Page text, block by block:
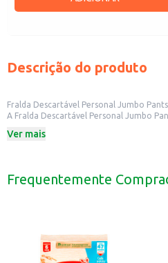
Descrição do produto
Fralda Descartável Personal Jumbo
A Fralda Descartável Personal Jumbo
Perfeita para:
Dicas de Uso:
Ver mais
Frequentemente